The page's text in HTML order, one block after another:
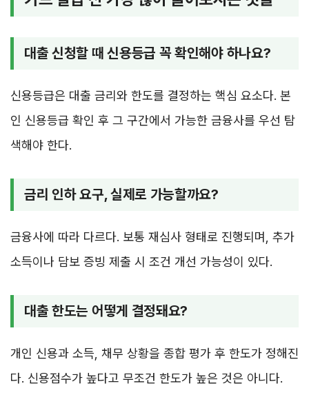
대출 신청할 때 신용등급 꼭 확인해야 하나요?
신용등급은 대출 금리와 한도를 결정하는 핵심 요소다. 본
인 신용등급 확인 후 그 구간에서 가능한 금융사를 우선 탐
색해야 한다.
금리 인하 요구, 실제로 가능할까요?
금융사에 따라 다르다. 보통 재심사 형태로 진행되며, 추가
소득이나 담보 증빙 제출 시 조건 개선 가능성이 있다.
대출 한도는 어떻게 결정돼요?
개인 신용과 소득, 채무 상황을 종합 평가 후 한도가 정해진
다. 신용점수가 높다고 무조건 한도가 높은 것은 아니다.